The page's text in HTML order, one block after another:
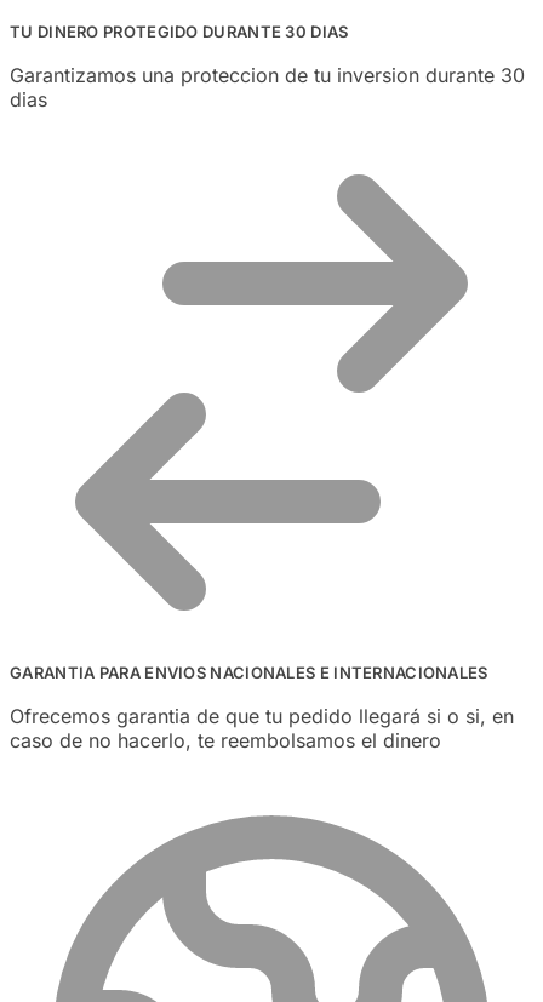
TU DINERO PROTEGIDO DURANTE 30 DIAS
Garantizamos una proteccion de tu inversion durante 30
dias
GARANTIA PARA ENVIOS NACIONALES E INTERNACIONALES
Ofrecemos garantia de que tu pedido llegará si o si, en
caso de no hacerlo, te reembolsamos el dinero